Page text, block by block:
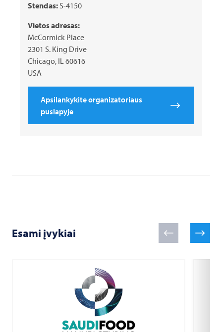
Stendas: S-4150
Vietos adresas:
McCormick Place
2301 S. King Drive
Chicago, IL 60616
USA
Apsilankykite organizatoriaus
puslapyje
Esami įvykiai